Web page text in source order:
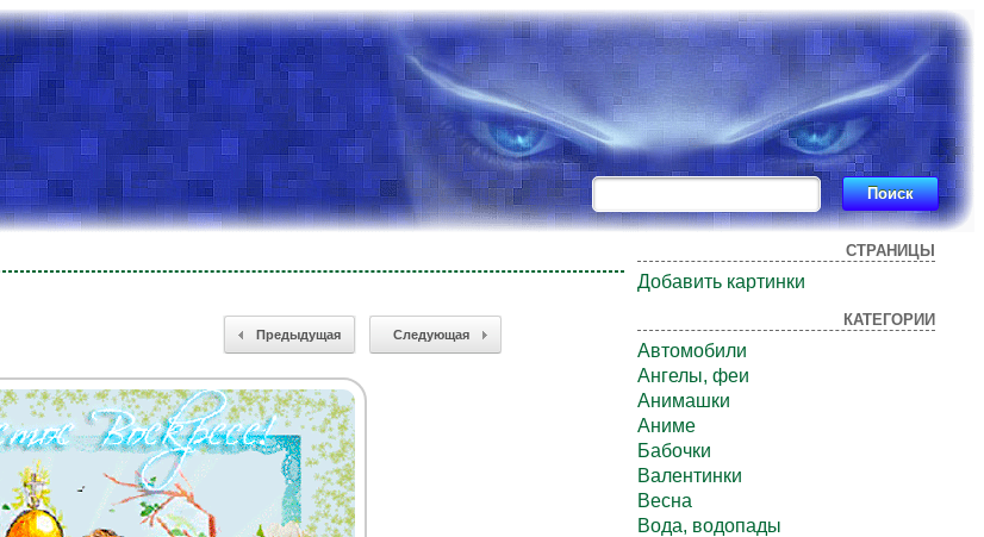
Предыдущая Следующая
СТРАНИЦЫ
Добавить картинки
КАТЕГОРИИ
Автомобили
Ангелы, феи
Анимашки
Аниме
Бабочки
Валентинки
Весна
Вода, водопады